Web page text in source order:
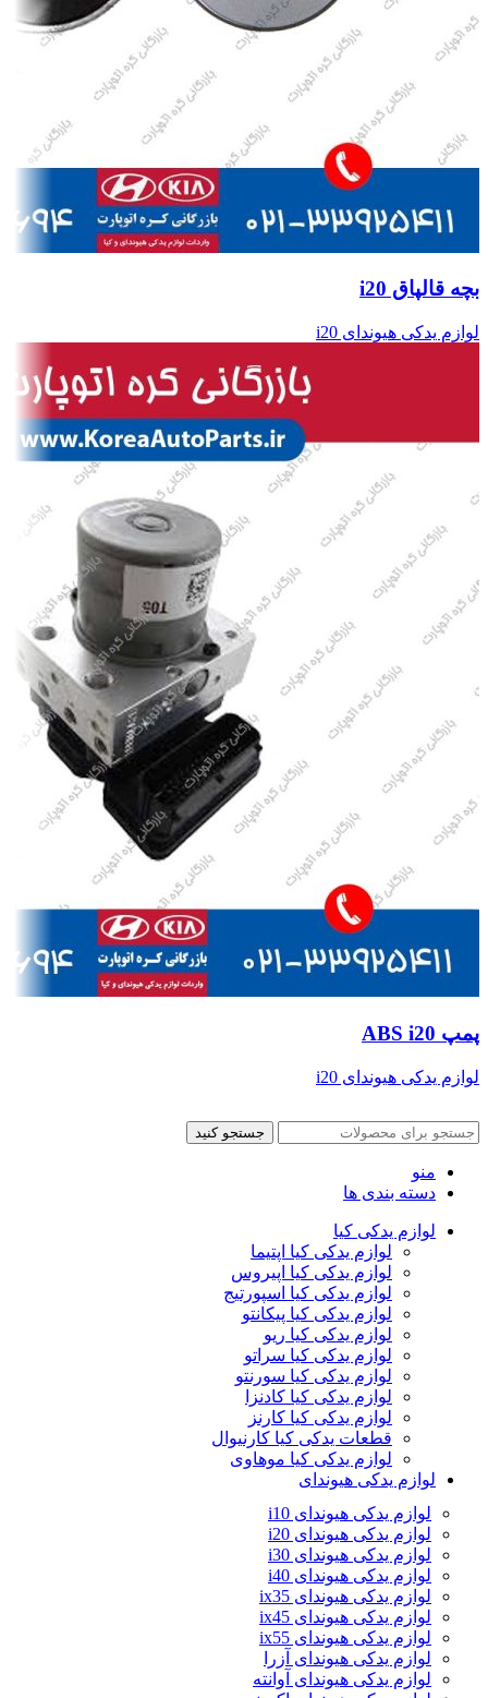
بچه قالپاق i20
لوازم یدکی هیوندای i20
پمپ ABS i20
لوازم یدکی هیوندای i20
جستجو کنید
منو
دسته بندی ها
لوازم یدکی کیا
لوازم یدکی کیا اپتیما
لوازم یدکی کیا اپیروس
لوازم یدکی کیا اسپورتیج
لوازم یدکی کیا پیکانتو
لوازم یدکی کیا ریو
لوازم یدکی کیا سراتو
لوازم یدکی کیا سورنتو
لوازم یدکی کیا کادنزا
لوازم یدکی کیا کارنز
قطعات یدکی کیا کارنیوال
لوازم یدکی کیا موهاوی
لوازم یدکی هیوندای
لوازم یدکی هیوندای i10
لوازم یدکی هیوندای i20
لوازم یدکی هیوندای i30
لوازم یدکی هیوندای i40
لوازم یدکی هیوندای ix35
لوازم یدکی هیوندای ix45
لوازم یدکی هیوندای ix55
لوازم یدکی هیوندای آزرا
لوازم یدکی هیوندای آوانته